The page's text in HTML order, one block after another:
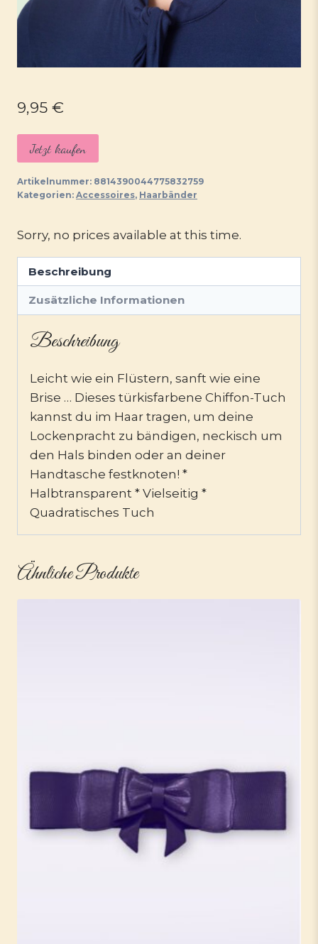
9,95 €
Jetzt kaufen
Artikelnummer: 8814390044775832759
Kategorien: Accessoires, Haarbänder
Sorry, no prices available at this time.
Beschreibung
Zusätzliche Informationen
Beschreibung
Leicht wie ein Flüstern, sanft wie eine
Brise … Dieses türkisfarbene Chiffon-Tuch
kannst du im Haar tragen, um deine
Lockenpracht zu bändigen, neckisch um
den Hals binden oder an deiner
Handtasche festknoten! *
Halbtransparent * Vielseitig *
Quadratisches Tuch
Ähnliche Produkte